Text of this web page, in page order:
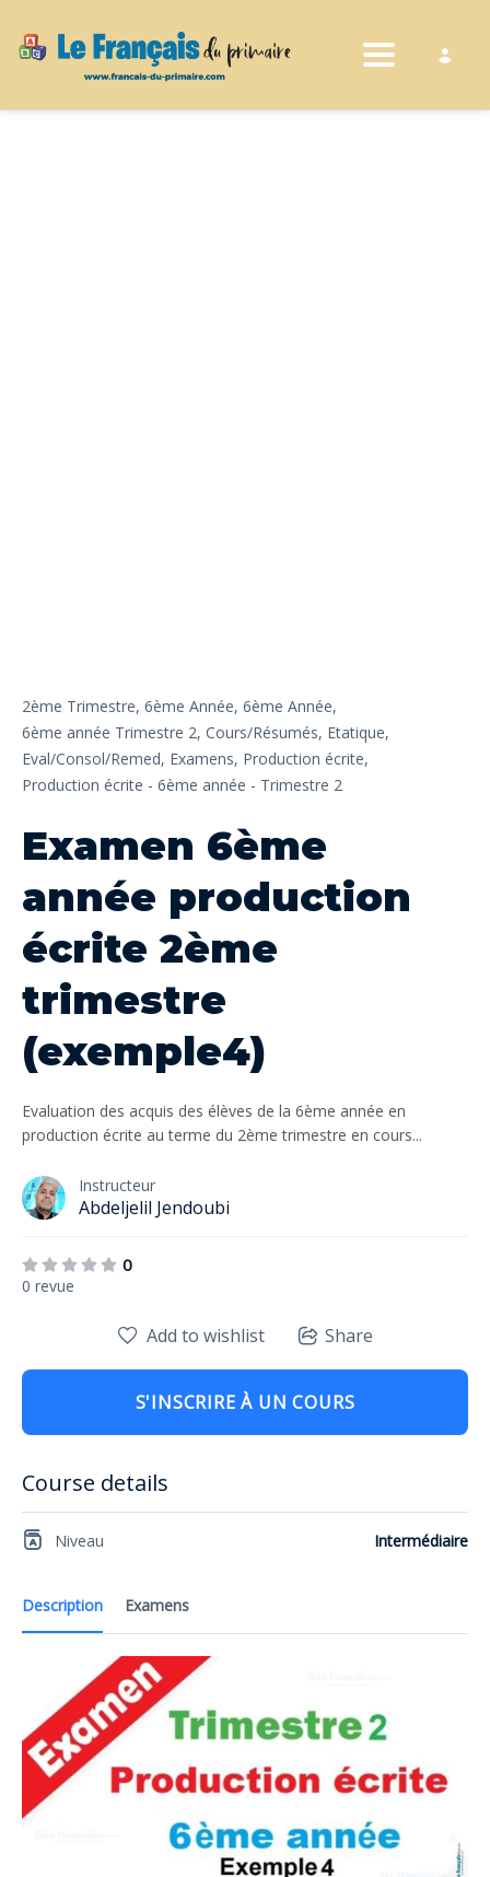
Toggle
2ème Trimestre, 6ème Année, 6ème Année,
6ème année Trimestre 2, Cours/Résumés, Etatique,
Eval/Consol/Remed, Examens, Production écrite,
Production écrite - 6ème année - Trimestre 2
Examen 6ème
année production
écrite 2ème
trimestre
(exemple4)
Evaluation des acquis des élèves de la 6ème année en
production écrite au terme du 2ème trimestre en cours...
Instructeur
Abdeljelil Jendoubi
0
0 revue
Description Examens
Add to wishlist Share
S'INSCRIRE À UN COURS
Course details
Niveau Intermédiaire